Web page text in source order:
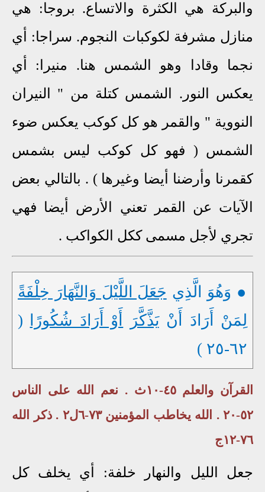
والبركة هي الكثرة والاتساع. بروجا: هي
منازل مشرفة لكوكبات النجوم. سراجا: أي
نجما وقادا وهو الشمس هنا. منيرا: أي
يعكس النور. الشمس كتلة من " النيران
النووية " والقمر هو كل كوكب يعكس ضوء
الشمس ( فهو كل كوكب ليس بشمس
كقمرنا وأرضنا أيضا وغيرها ) . بالتالي بعض
الآيات عن القمر تعني الأرض أيضا فهي
تجري لأجل مسمى ككل الكواكب .
● وَهُوَ الَّذِي جَعَلَ اللَّيْلَ وَالنَّهَارَ خِلْفَةً
لِمَنْ أَرَادَ أَنْيَذَّكَّرَ أَوْ أَرَادَ شُكُورًا
(
٦٢-٢٥ )
القرآن والعلم ٤٥-١٠ث . نعم الله على الناس
٥٢-٢٠ . الله يخاطب المؤمنين ٧٣-٦ل٢ . ذكر الله
٧٦-١٢ج
جعل الليل والنهار خلفة: أي يخلف كل